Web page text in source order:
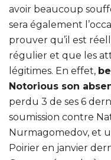
avoir beaucoup
sera également
prouver qu’il est
régulier et que les
légitimes. En effet,
Notorious son
perdu 3 de ses 6
soumission contre
Nurmagomedov, et
Poirier en janvier